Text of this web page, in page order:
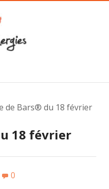
de Bars® du 18 février
18 février
0